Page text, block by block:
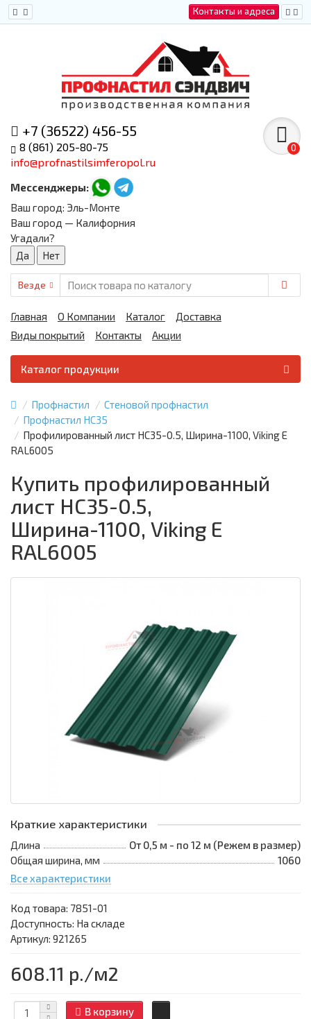
Контакты и адреса
+7 (36522) 456-55
8 (861) 205-80-75
info@profnastilsimferopol.ru
Мессенджеры:
0
Ваш город: Эль-Монте
Ваш город — Калифорния
Угадали?
Везде
Главная О Компании Каталог
Доставка
Виды покрытий
Контакты Акции
Каталог продукции
Профнастил
Стеновой профнастил
Профнастил НС35
Профилированный лист НС35-0.5, Ширина-1100, Viking E
RAL6005
Купить профилированный
лист НС35-0.5,
Ширина-1100, Viking E
RAL6005
Краткие характеристики
Длина
От 0,5 м - по 12 м (Режем в размер)
Общая ширина, мм
1060
Все характеристики
Код товара: 7851-01
Доступность: На складе
Артикул: 921265
608.11 р./м2
В корзину